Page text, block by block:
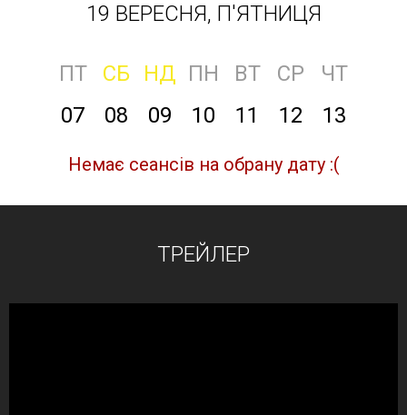
19 ВЕРЕСНЯ, П'ЯТНИЦЯ
ПТ СБ НД ПН ВТ СР
ЧТ
07
08 09 10 11 12 13
Немає сеансів на обрану дату :(
ТРЕЙЛЕР